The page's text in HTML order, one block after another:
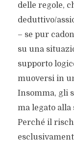
delle regole,
deduttivo/
– se pur
su una
supporto
muoversi in
Insomma, gli
ma legato alla
Perché il